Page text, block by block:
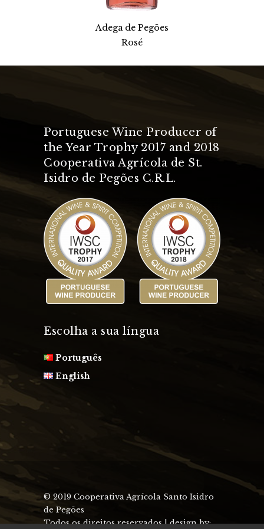
Adega de Pegões
Rosé
Portuguese Wine Producer of
the Year Trophy 2017 and 2018
Cooperativa Agrícola de St.
Isidro de Pegões C.R.L.
Escolha a sua língua
Português
English
© 2019 Cooperativa Agrícola Santo Isidro
de Pegões
Todos os direitos reservados | design by: